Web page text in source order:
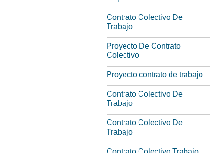
Contrato Colectivo De
Trabajo
Proyecto De Contrato
Colectivo
Proyecto contrato de trabajo
Contrato Colectivo De
Trabajo
Contrato Colectivo De
Trabajo
Contrato Colectivo Trabajo